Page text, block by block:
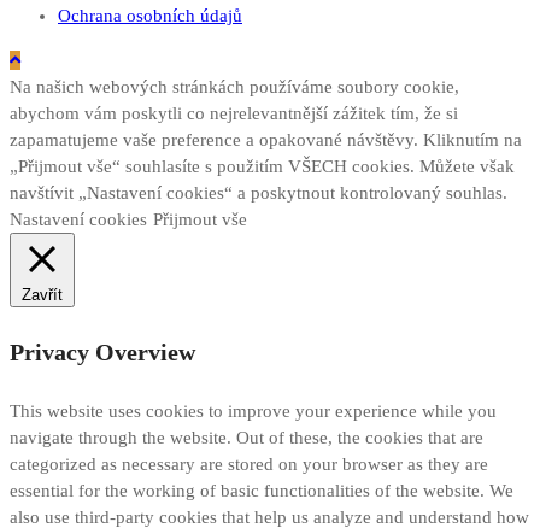
Ochrana osobních údajů
Na našich webových stránkách používáme soubory cookie,
abychom vám poskytli co nejrelevantnější zážitek tím, že si
zapamatujeme vaše preference a opakované návštěvy. Kliknutím na
„Přijmout vše“ souhlasíte s použitím VŠECH cookies. Můžete však
navštívit „Nastavení cookies“ a poskytnout kontrolovaný souhlas.
Nastavení cookies Přijmout vše
Zavřít
Privacy Overview
This website uses cookies to improve your experience while you
navigate through the website. Out of these, the cookies that are
categorized as necessary are stored on your browser as they are
essential for the working of basic functionalities of the website. We
also use third-party cookies that help us analyze and understand how